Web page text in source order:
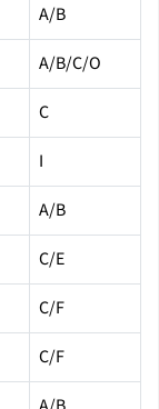
A/B
A/B/C/O
C
I
A/B
C/E
C/F
C/F